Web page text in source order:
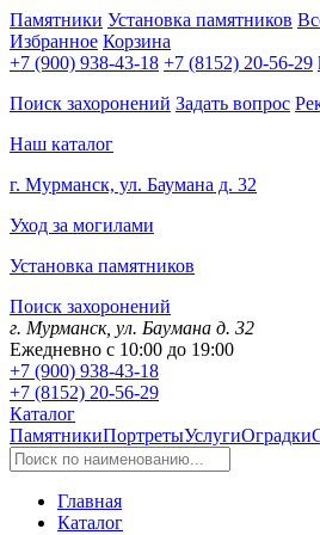
Памятники Установка памятников
Избранное Корзина
+7 (900) 938-43-18 +7 (8152) 20-56-29
Поиск захоронений Задать вопрос
Наш каталог
г. Мурманск, ул. Баумана д. 32
Уход за могилами
Установка памятников
Поиск захоронений
г. Мурманск, ул. Баумана д. 32
Ежедневно с 10:00 до 19:00
+7 (900) 938-43-18
+7 (8152) 20-56-29
Каталог
ПамятникиПортретыУслугиОградки
Главная
Каталог